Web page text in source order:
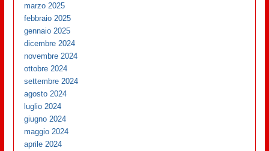
marzo 2025
febbraio 2025
gennaio 2025
dicembre 2024
novembre 2024
ottobre 2024
settembre 2024
agosto 2024
luglio 2024
giugno 2024
maggio 2024
aprile 2024